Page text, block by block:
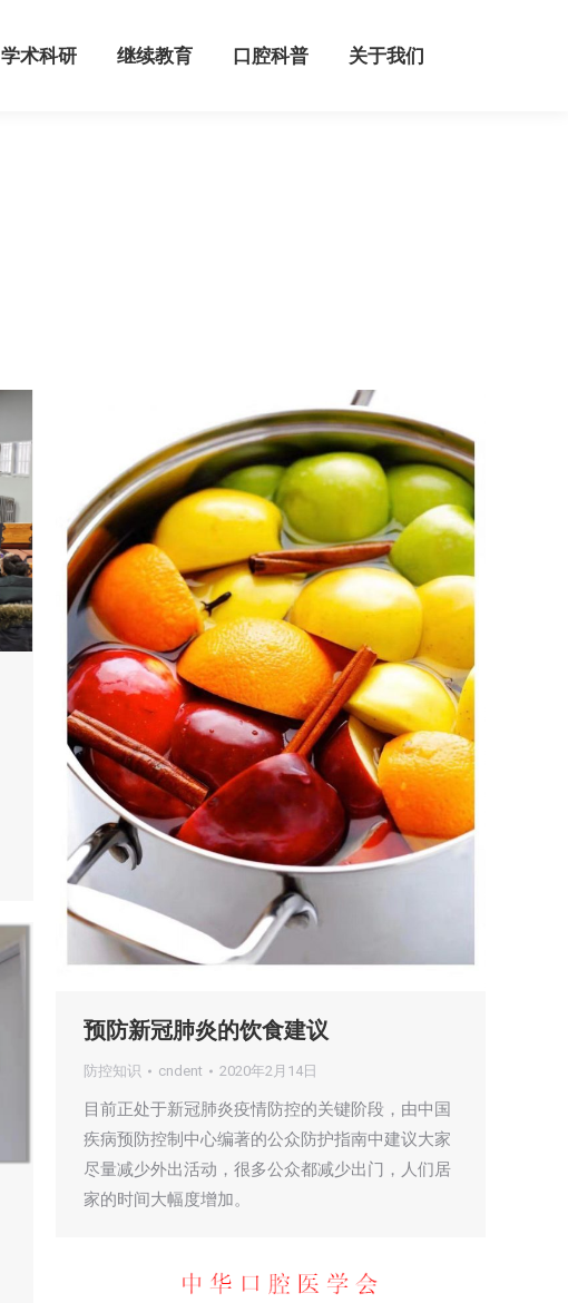
学术科研 继续教育 口腔科普 关于我们
预防新冠肺炎的饮食建议
防控知识 cndent 2020年2月14日
目前正处于新冠肺炎疫情防控的关键阶段，由中国
疾病预防控制中心编著的公众防护指南中建议大家
尽量减少外出活动，很多公众都减少出门，人们居
家的时间大幅度增加。